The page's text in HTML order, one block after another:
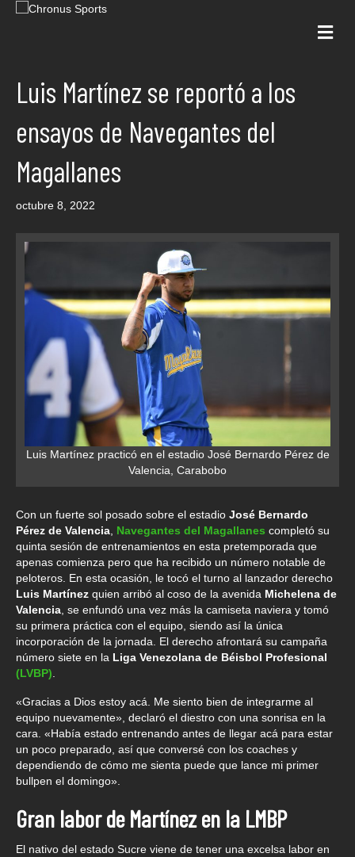
Luis Martínez se reportó a los
ensayos de Navegantes del
Magallanes
octubre 8, 2022
Luis Martínez practicó en el estadio José Bernardo Pérez de
Valencia, Carabobo
Con un fuerte sol posado sobre el estadio José Bernardo
Pérez de Valencia Navegantes del Magallanes completó su
quinta sesión de entrenamientos en esta pretemporada que
apenas comienza pero que ha recibido un número notable de
peloteros. En esta ocasión, le tocó el turno al lanzador derecho
Luis Martínez quien arribó al coso de la avenida Michelena de
Valencia , se enfundó una vez más la camiseta naviera y tomó
su primera práctica con el equipo, siendo así la única
incorporación de la jornada. El derecho afrontará su campaña
número siete en la Liga Venezolana de Béisbol Profesional
(LVBP)
«Gracias a Dios estoy acá. Me siento bien de integrarme al
equipo nuevamente», declaró el diestro con una sonrisa en la
cara. «Había estado entrenando antes de llegar acá para estar
un poco preparado, así que conversé con los coaches y
dependiendo de cómo me sienta puede que lance mi primer
bullpen el domingo».
Gran labor de Martínez en la LMBP
El nativo del estado Sucre viene de tener una excelsa labor en